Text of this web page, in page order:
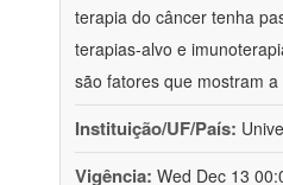
terapia do câncer tenha
terapias-alvo e
são fatores que mostram
Instituição/UF/País:
Vigência: Wed Dec 13